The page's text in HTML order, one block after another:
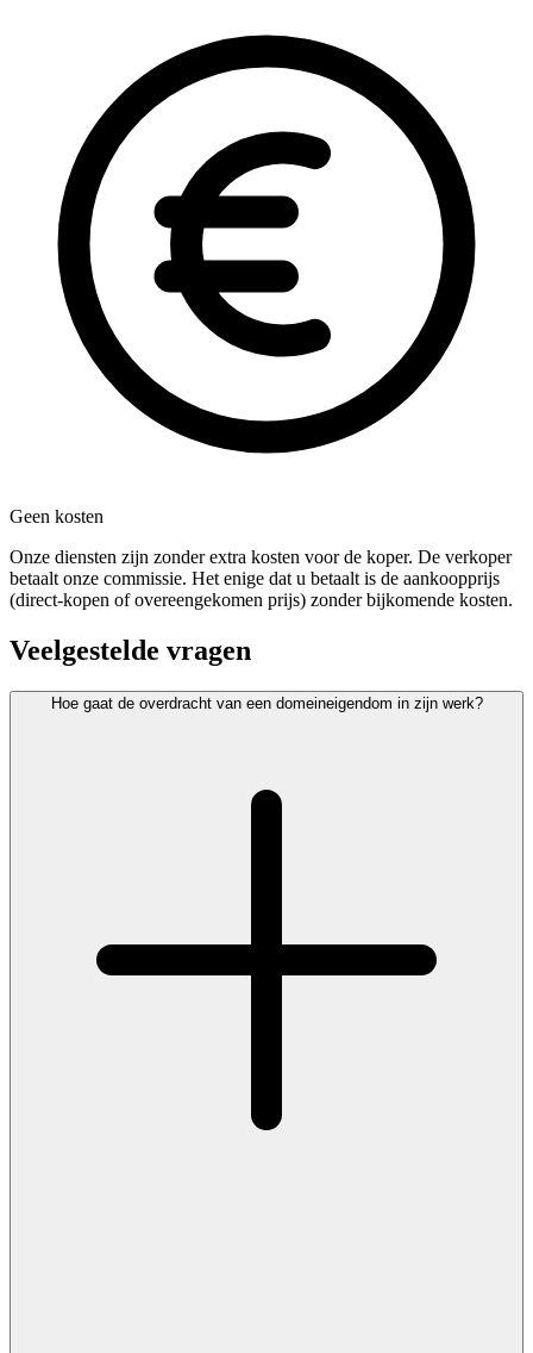
Geen kosten
Onze diensten zijn zonder extra kosten voor de koper. De verkoper
betaalt onze commissie. Het enige dat u betaalt is de aankoopprijs
(direct-kopen of overeengekomen prijs) zonder bijkomende kosten.
Veelgestelde vragen
Hoe gaat de overdracht van een domeineigendom in zijn werk?